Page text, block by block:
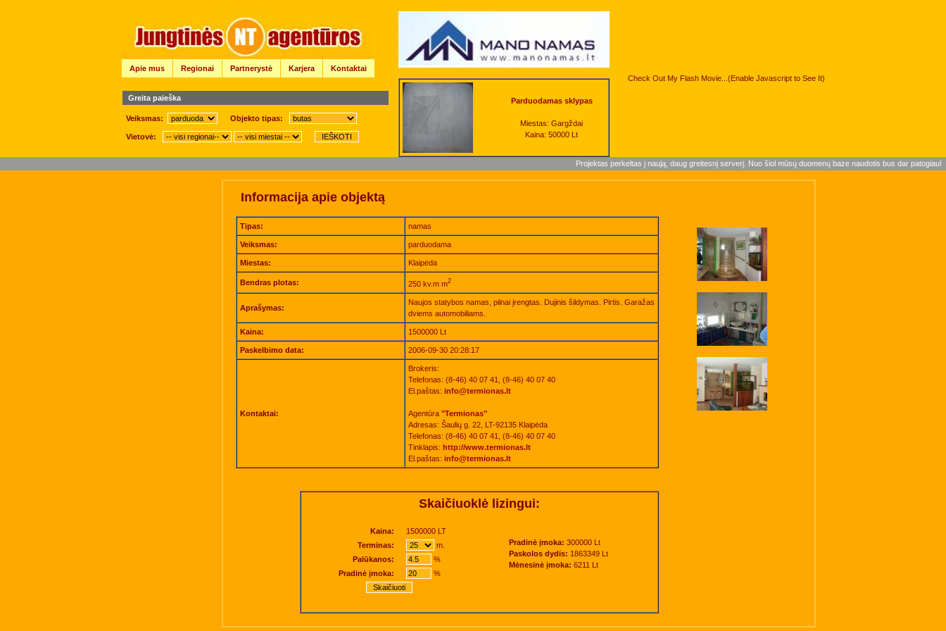
Apie mus Regionai Partnerystė Karjera
Kontaktai
Check Out My Flash Movie...(Enable Javascript to See It)
Greita paieška
Veiksmas: Objekto tipas:
Vietovė:
Parduodamas sklypas
Miestas: Gargždai
Kaina: 50000 Lt
Projektas perkeltas į naują, daug greitesnį serverį. Nuo šiol mūsų duomenų baze naudotis bus dar patogiau!
Informacija apie objektą
Tipas: namas
Veiksmas: parduodama
Miestas: Klaipėda
Bendras plotas: 250 kv.m m2
Aprašymas:
Naujos statybos namas, pilnai įrengtas. Dujinis šildymas. Pirtis. Garažas
dviems automobiliams.
Kaina: 1500000 Lt
Paskelbimo data: 2006-09-30 20:28:17
Kontaktai:
Brokeris:
Telefonas: (8-46) 40 07 41, (8-46) 40 07 40
El.paštas: info@termionas.lt
Agentūra "Termionas"
Adresas: Šaulių g. 22, LT-92135 Klaipėda
Telefonas: (8-46) 40 07 41, (8-46) 40 07 40
Tinklapis: http://www.termionas.lt
El.paštas: info@termionas.lt
Skaičiuoklė lizingui:
Kaina:
1500000 LT
Terminas:
m.
Palūkanos:
%
Pradinė įmoka:
%
Pradinė įmoka: 300000 Lt
Paskolos dydis: 1863349 Lt
Mėnesinė įmoka: 6211 Lt